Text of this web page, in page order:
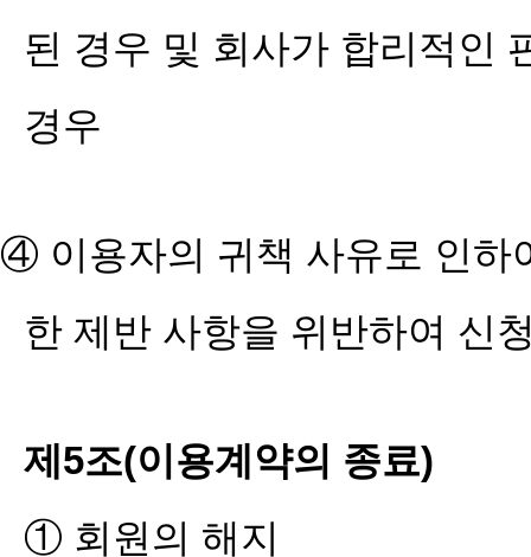
된 경우 및 회사가 합리적인
경우
④ 이용자의 귀책 사유로 인하
한 제반 사항을 위반하여 신
제5조(이용계약의 종료)
① 회원의 해지